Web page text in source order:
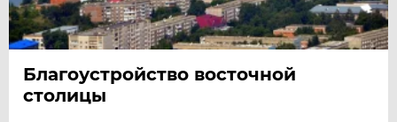
Благоустройство восточной
столицы